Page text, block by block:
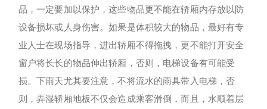
品，一定要加以保护，这些物品更不能在轿厢内存放以防
设备损坏或人身伤害。如果是体积较大的物品，最好有专
业人士在现场指导，进出轿厢不得拖拽，更不能打开安全
窗户将长长的物品伸出轿厢，否则，电梯设备有可能受
损。下雨天尤其要注意，不将流水的雨具带入电梯，否
则，弄湿轿厢地板不仅会造成乘客滑倒，而且，水顺着层